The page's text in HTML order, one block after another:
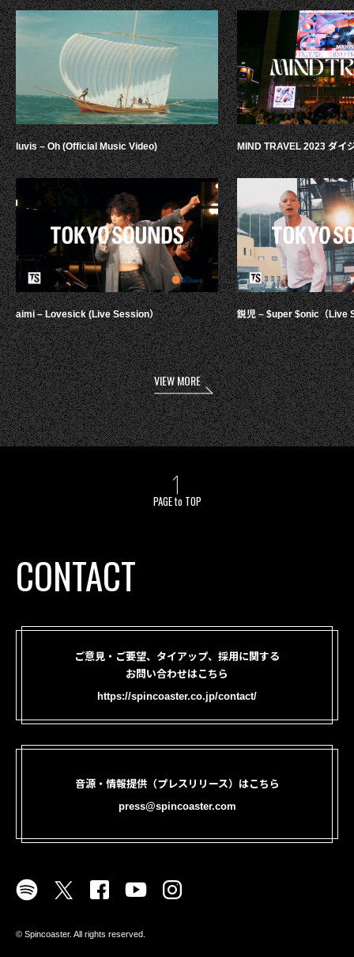
luvis – Oh (Official Music Video)
aimi – Lovesick (Live Session）
MIND TRAVEL 2023 ダイ
鋭児 – $uper $onic（Live
VIEW MORE
PAGE to TOP
CONTACT
ご意見・ご要望、タイアップ、採用に関する
お問い合わせはこちら
https://spincoaster.co.jp/contact/
音源・情報提供（プレスリリース）はこちら
press@spincoaster.com
©︎ Spincoaster. All rights reserved.